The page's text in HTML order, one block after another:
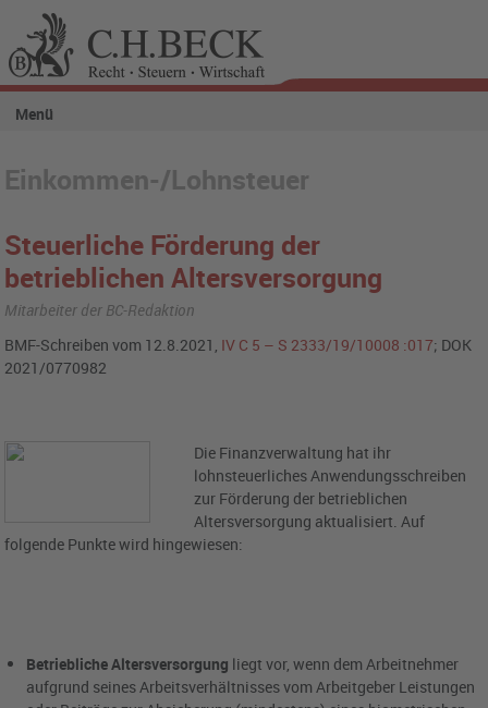
Menü
Einkommen-/Lohnsteuer
Steuerliche Förderung der
betrieblichen Altersversorgung
Mitarbeiter der BC-Redaktion
BMF-Schreiben vom 12.8.2021, IV C 5 – S 2333/19/10008 :017; DOK
2021/0770982
Die Finanzverwaltung hat ihr
lohnsteuerliches Anwendungsschreiben
zur Förderung der betrieblichen
Altersversorgung aktualisiert. Auf
folgende Punkte wird hingewiesen:
Betriebliche Altersversorgung liegt vor, wenn dem Arbeitnehmer
aufgrund seines Arbeitsverhältnisses vom Arbeitgeber Leistungen